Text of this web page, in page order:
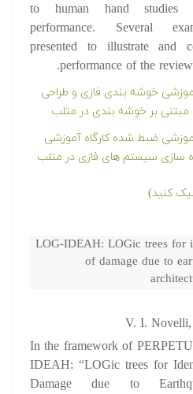
to human hand studies
performance. Several
presented to illustrate and
performance of the
خوشه بندی فازی و طراحی
بر خوشه بندی در متلب
ضبط شده کارگاه آموزشی
سازی سیستم های فازی در متلب
کنید)
LOG-IDEAH: LOGic trees for
of damage due to
V. I.
In the framework of
IDEAH: “LOGic trees for
Damage due to